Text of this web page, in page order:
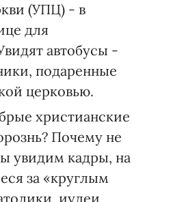
(УПЦ) - в
для
автобусы -
подаренные
церковью.
христианские
Почему не
увидим кадры, на
за «круглым
иудеи,